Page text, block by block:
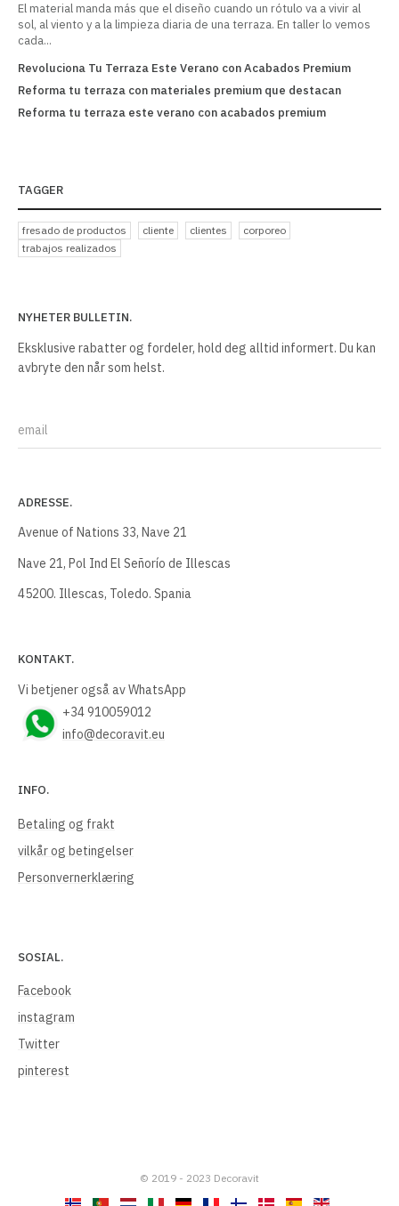
El material manda más que el diseño cuando un rótulo va a vivir al
sol, al viento y a la limpieza diaria de una terraza. En taller lo vemos
cada...
Revoluciona Tu Terraza Este Verano con Acabados Premium
Reforma tu terraza con materiales premium que destacan
Reforma tu terraza este verano con acabados premium
TAGGER
fresado de productos cliente clientes
corporeo
trabajos realizados
NYHETER BULLETIN.
Eksklusive rabatter og fordeler, hold deg alltid informert. Du kan
avbryte den når som helst.
E-post
ADRESSE.
Avenue of Nations 33, Nave 21
Nave 21, Pol Ind El Señorío de Illescas
45200. Illescas, Toledo. Spania
KONTAKT.
Vi betjener også av WhatsApp
+34 910059012
info@decoravit.eu
INFO.
Betaling og frakt
vilkår og betingelser
Personvernerklæring
SOSIAL.
Facebook
instagram
Twitter
pinterest
© 2019 - 2023 Decoravit